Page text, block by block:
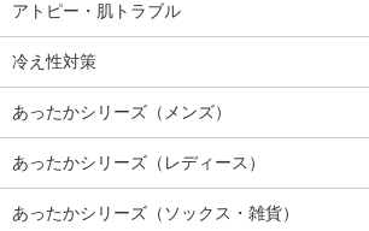
アトピー・肌トラブル
冷え性対策
あったかシリーズ（メンズ）
あったかシリーズ（レディース）
あったかシリーズ（ソックス・雑貨）